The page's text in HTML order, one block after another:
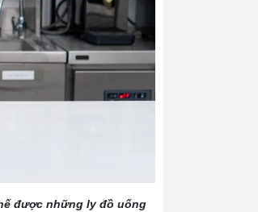
được những ly đồ uống